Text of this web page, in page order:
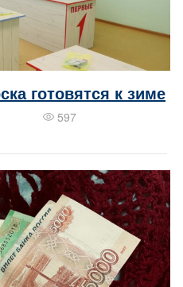
готовятся к зиме
597